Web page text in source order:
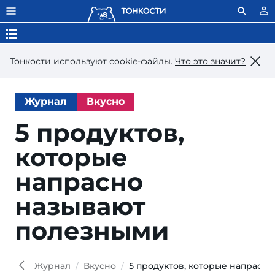
Тонкости используют сookie-файлы. Что это значит?
Журнал Вкусно
5 продуктов,
которые
напрасно
называют
полезными
Журнал Вкусно 5 продуктов, которые